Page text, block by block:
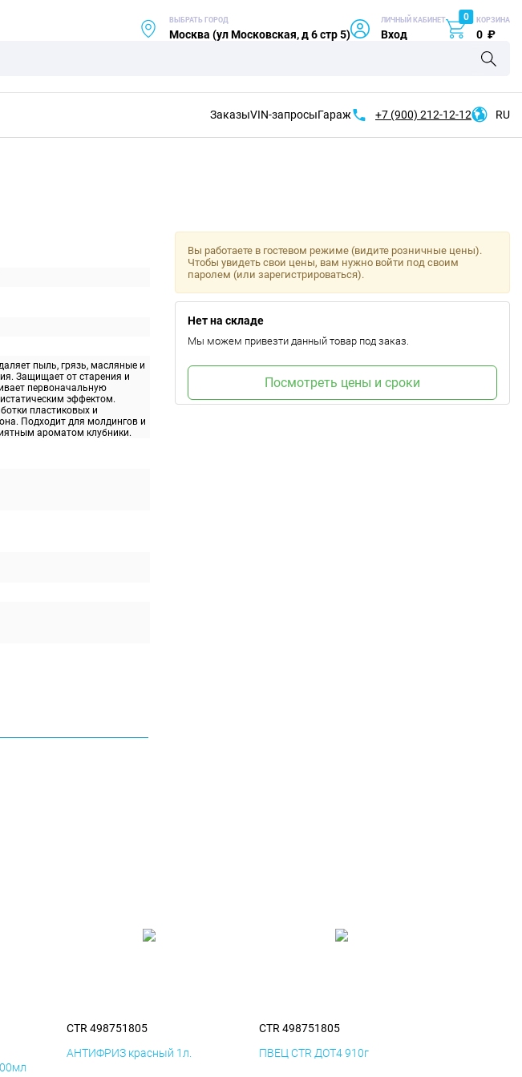
ВЫБРАТЬ ГОРОД
Москва (ул Московская, д 6 стр 5)
ЛИЧНЫЙ КАБИНЕТ
Вход
0 КОРЗИНА
0 ₽
ЗаказыVIN-запросыГараж +7 (900) 212-12-12 RU
пыль, грязь, масляные и
Защищает от старения и
первоначальную
эффектом.
пластиковых и
Подходит для молдингов и
ароматом клубники.
Вы работаете в гостевом режиме (видите розничные цены).
Чтобы увидеть свои цены, вам нужно войти под своим
паролем (или зарегистрироваться).
Нет на складе
Мы можем привезти данный товар под заказ.
Посмотреть цены и сроки
CTR 498751805
АНТИФРИЗ красный 1л.
CTR 498751805
ПВЕЦ CTR ДОТ4 910г